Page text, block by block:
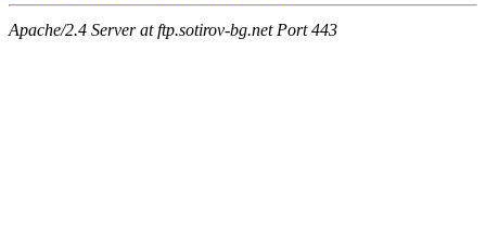
Apache/2.4 Server at ftp.sotirov-bg.net Port 443